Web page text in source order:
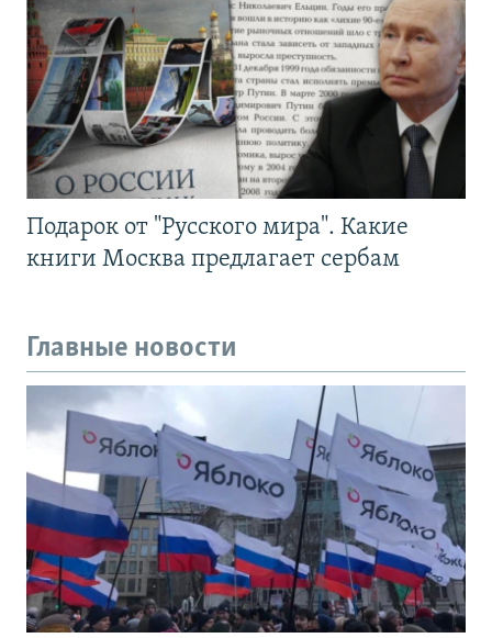
Подарок от "Русского мира". Какие
книги Москва предлагает сербам
Главные новости